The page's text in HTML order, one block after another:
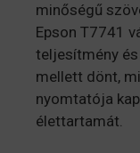
minőségű
Epson T7741
teljesítmény
mellett dönt,
nyomtatója
élettartamát.